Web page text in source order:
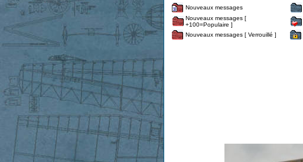
Nouveaux messages
Nouveaux messages [
+100=Populaire ]
Nouveaux messages [ Verrouillé ]